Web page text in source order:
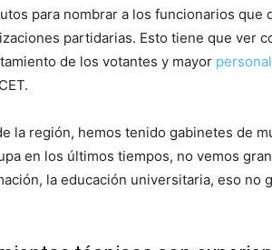
para nombrar a los funcionarios que
partidarias. Esto tiene que ver
de los votantes y mayor
la región, hemos tenido gabinetes de
en los últimos tiempos, no vemos
la educación universitaria, eso no